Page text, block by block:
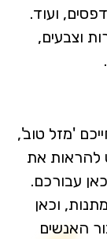
ועוד.
וצבעים,
'מזל טוב',
להראות את
עבורכם.
וכאן
האנשים